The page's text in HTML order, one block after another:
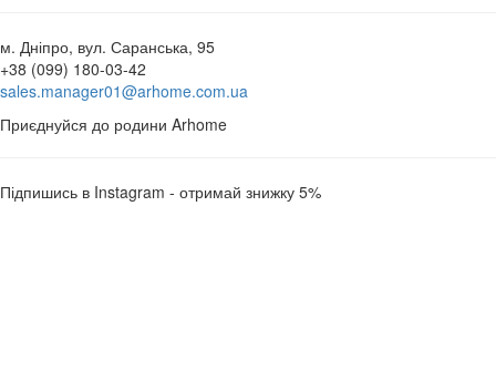
м. Дніпро, вул. Саранська, 95
+38 (099) 180-03-42
sales.manager01@arhome.com.ua
Приєднуйся до родини Arhome
Підпишись в Instagram - отримай знижку 5%